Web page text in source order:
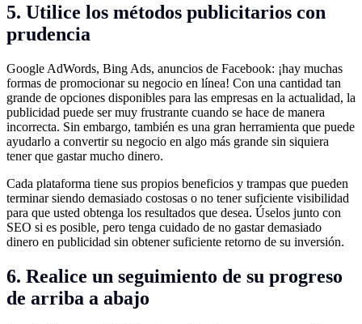
5. Utilice los métodos publicitarios con
prudencia
Google AdWords, Bing Ads, anuncios de Facebook: ¡hay muchas
formas de promocionar su negocio en línea! Con una cantidad tan
grande de opciones disponibles para las empresas en la actualidad, la
publicidad puede ser muy frustrante cuando se hace de manera
incorrecta. Sin embargo, también es una gran herramienta que puede
ayudarlo a convertir su negocio en algo más grande sin siquiera
tener que gastar mucho dinero.
Cada plataforma tiene sus propios beneficios y trampas que pueden
terminar siendo demasiado costosas o no tener suficiente visibilidad
para que usted obtenga los resultados que desea. Úselos junto con
SEO si es posible, pero tenga cuidado de no gastar demasiado
dinero en publicidad sin obtener suficiente retorno de su inversión.
6. Realice un seguimiento de su progreso
de arriba a abajo